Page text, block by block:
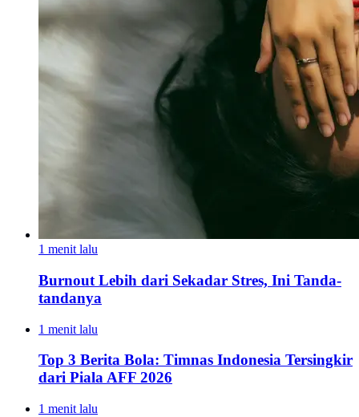
1 menit lalu
Burnout Lebih dari Sekadar Stres, Ini Tanda-
tandanya
1 menit lalu
Top 3 Berita Bola: Timnas Indonesia Tersingkir
dari Piala AFF 2026
1 menit lalu